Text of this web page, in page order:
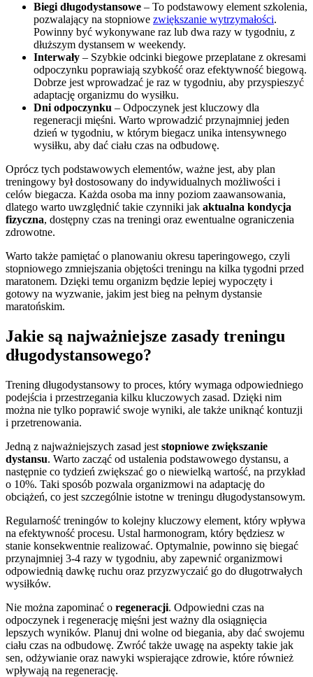
Biegi długodystansowe – To podstawowy element szkolenia,
pozwalający na stopniowe zwiększanie wytrzymałości.
Powinny być wykonywane raz lub dwa razy w tygodniu, z
dłuższym dystansem w weekendy.
Interwały – Szybkie odcinki biegowe przeplatane z okresami
odpoczynku poprawiają szybkość oraz efektywność biegową.
Dobrze jest wprowadzać je raz w tygodniu, aby przyspieszyć
adaptację organizmu do wysiłku.
Dni odpoczynku – Odpoczynek jest kluczowy dla
regeneracji mięśni. Warto wprowadzić przynajmniej jeden
dzień w tygodniu, w którym biegacz unika intensywnego
wysiłku, aby dać ciału czas na odbudowę.
Oprócz tych podstawowych elementów, ważne jest, aby plan
treningowy był dostosowany do indywidualnych możliwości i
celów biegacza. Każda osoba ma inny poziom zaawansowania,
dlatego warto uwzględnić takie czynniki jak aktualna kondycja
fizyczna, dostępny czas na treningi oraz ewentualne ograniczenia
zdrowotne.
Warto także pamiętać o planowaniu okresu taperingowego, czyli
stopniowego zmniejszania objętości treningu na kilka tygodni przed
maratonem. Dzięki temu organizm będzie lepiej wypoczęty i
gotowy na wyzwanie, jakim jest bieg na pełnym dystansie
maratońskim.
Jakie są najważniejsze zasady treningu
długodystansowego?
Trening długodystansowy to proces, który wymaga odpowiedniego
podejścia i przestrzegania kilku kluczowych zasad. Dzięki nim
można nie tylko poprawić swoje wyniki, ale także uniknąć kontuzji
i przetrenowania.
Jedną z najważniejszych zasad jest stopniowe zwiększanie
dystansu. Warto zacząć od ustalenia podstawowego dystansu, a
następnie co tydzień zwiększać go o niewielką wartość, na przykład
o 10%. Taki sposób pozwala organizmowi na adaptację do
obciążeń, co jest szczególnie istotne w treningu długodystansowym.
Regularność treningów to kolejny kluczowy element, który wpływa
na efektywność procesu. Ustal harmonogram, który będziesz w
stanie konsekwentnie realizować. Optymalnie, powinno się biegać
przynajmniej 3-4 razy w tygodniu, aby zapewnić organizmowi
odpowiednią dawkę ruchu oraz przyzwyczaić go do długotrwałych
wysiłków.
Nie można zapominać o regeneracji. Odpowiedni czas na
odpoczynek i regenerację mięśni jest ważny dla osiągnięcia
lepszych wyników. Planuj dni wolne od biegania, aby dać swojemu
ciału czas na odbudowę. Zwróć także uwagę na aspekty takie jak
sen, odżywianie oraz nawyki wspierające zdrowie, które również
wpływają na regenerację.